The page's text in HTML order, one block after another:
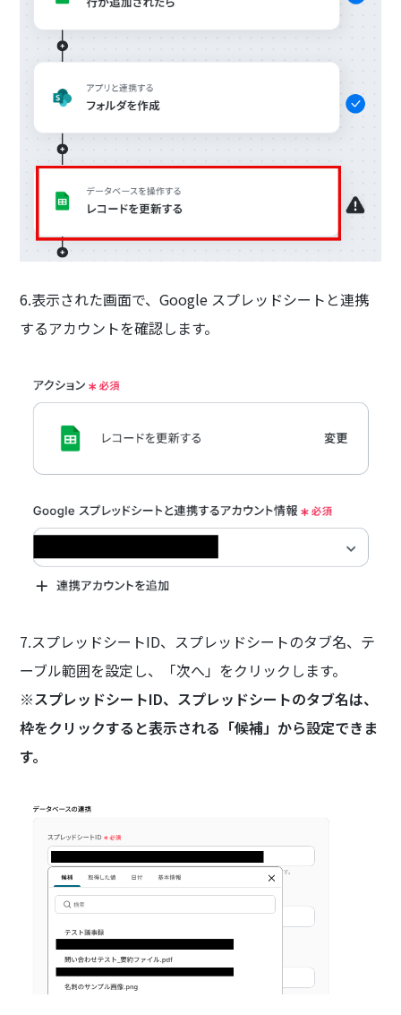
6.表示された画面で、Google スプレッドシートと連携
するアカウントを確認します。
7.スプレッドシートID、スプレッドシートのタブ名、テ
ーブル範囲を設定し、「次へ」をクリックします。
※スプレッドシートID、スプレッドシートのタブ名は、
枠をクリックすると表示される「候補」から設定できま
す。